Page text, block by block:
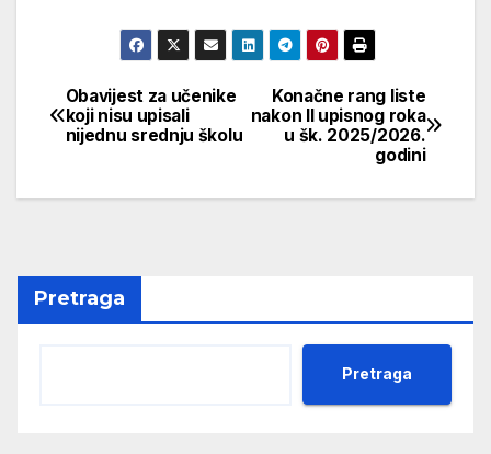
Navigacija
članaka
Konačne rang liste
nakon II upisnog roka
u šk. 2025/2026.
godini
Obavijest za učenike
koji nisu upisali
nijednu srednju školu
Pretraga
Pretraga